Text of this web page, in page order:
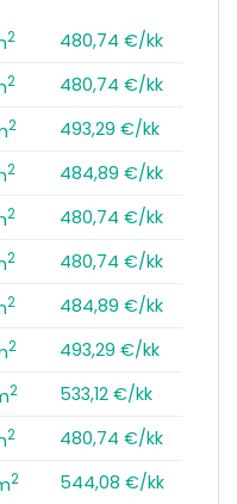
2
480,74 €/kk
2
480,74 €/kk
2
493,29 €/kk
2
484,89 €/kk
2
480,74 €/kk
2
480,74 €/kk
2
484,89 €/kk
2
493,29 €/kk
2
533,12 €/kk
2
480,74 €/kk
2
544,08 €/kk